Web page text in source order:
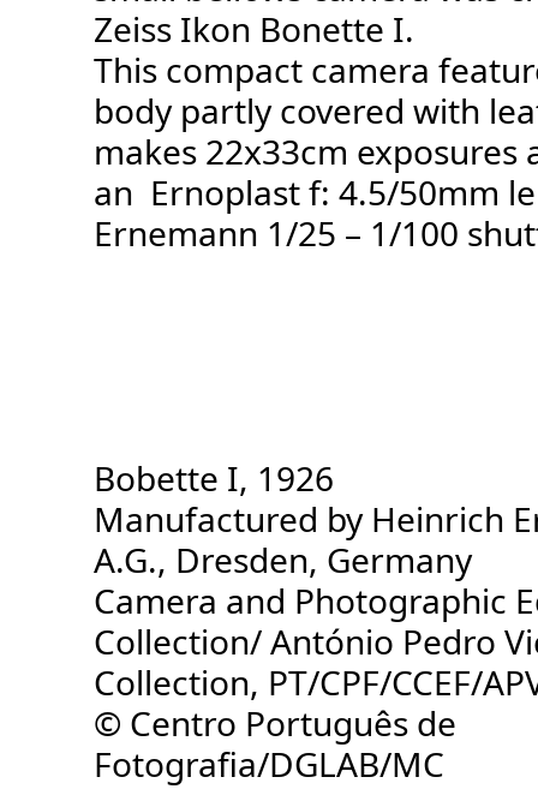
Zeiss Ikon Bonette I.
This compact camera
body partly covered with
makes 22x33cm exposures
an Ernoplast f: 4.5/50mm
Ernemann 1/25 – 1/100
Bobette I, 1926
Manufactured by Heinrich
A.G., Dresden, Germany
Camera and Photographic
Collection/ António Pedro
Collection, PT/CPF/CCEF/
© Centro Português de
Fotografia/DGLAB/MC